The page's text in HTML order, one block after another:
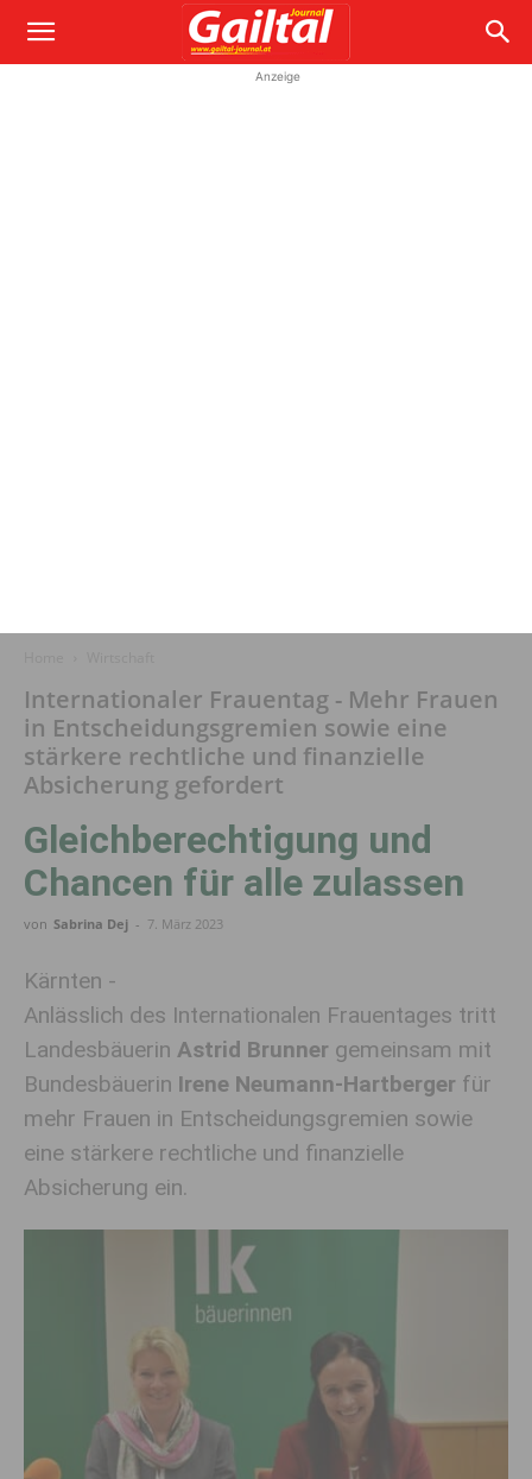
Anzeige
Internationaler Frauentag - Mehr Frauen
in Entscheidungsgremien sowie eine
stärkere rechtliche und finanzielle
Absicherung gefordert
Gleichberechtigung und
Chancen für alle zulassen
von Sabrina Dej - 7. März 2023
Kärnten -
Anlässlich des Internationalen Frauentages tritt
Landesbäuerin Astrid Brunner gemeinsam mit
Bundesbäuerin Irene Neumann-Hartberger für
mehr Frauen in Entscheidungsgremien sowie
eine stärkere rechtliche und finanzielle
Absicherung ein.